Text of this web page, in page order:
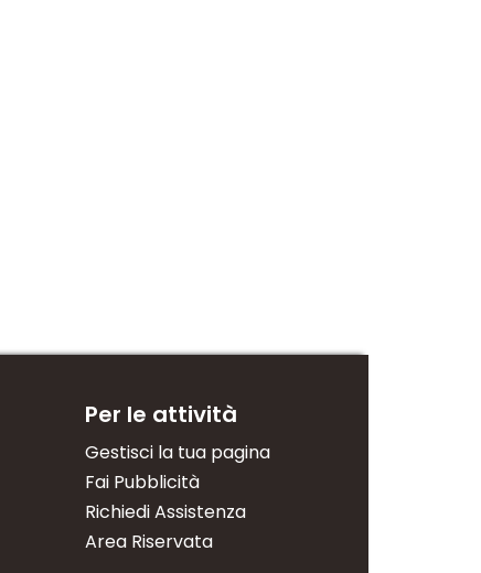
Per le attività
Gestisci la tua pagina
Fai Pubblicità
Richiedi Assistenza
Area Riservata